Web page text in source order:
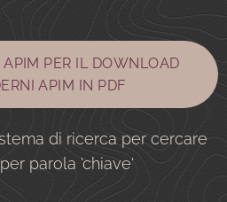
PER IL DOWNLOAD
APIM IN PDF
di ricerca per cercare
parola 'chiave'